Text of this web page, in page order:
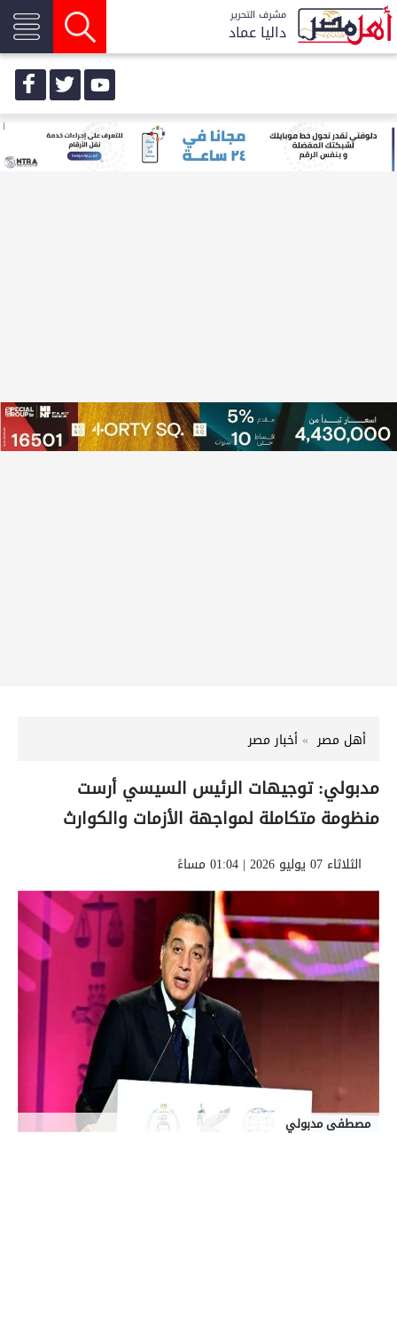
مشرف التحرير
داليا عماد
أهل مصر أخبار مصر
مدبولي: توجيهات الرئيس السيسي أرست
منظومة متكاملة لمواجهة الأزمات والكوارث
الثلاثاء 07 يوليو 2026 | 01:04 مساءً
مصطفى مدبولي